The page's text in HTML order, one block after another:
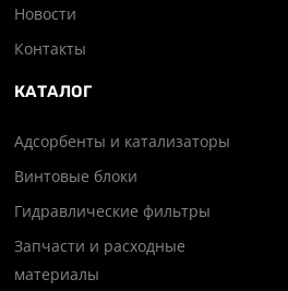
Новости
Контакты
КАТАЛОГ
Адсорбенты и катализаторы
Винтовые блоки
Гидравлические фильтры
Запчасти и расходные
материалы